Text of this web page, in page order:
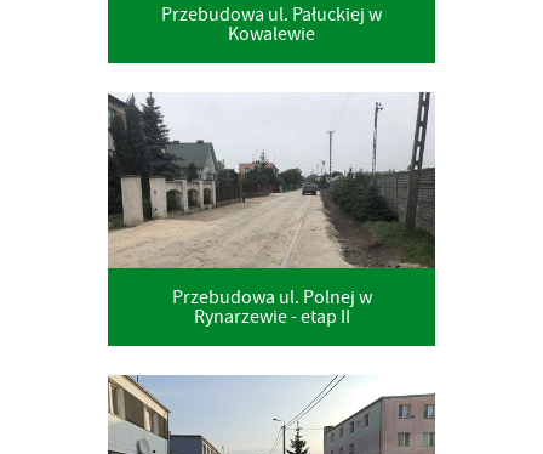
Przebudowa ul. Pałuckiej w
Kowalewie
Przebudowa ul. Polnej w
Rynarzewie - etap II